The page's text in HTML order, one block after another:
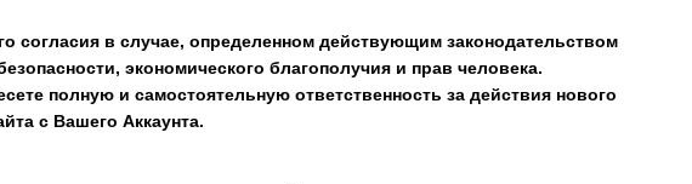
в случае, определенном действующим законодательством
экономического благополучия и прав человека.
полную и самостоятельную ответственность за действия нового
с Вашего Аккаунта.